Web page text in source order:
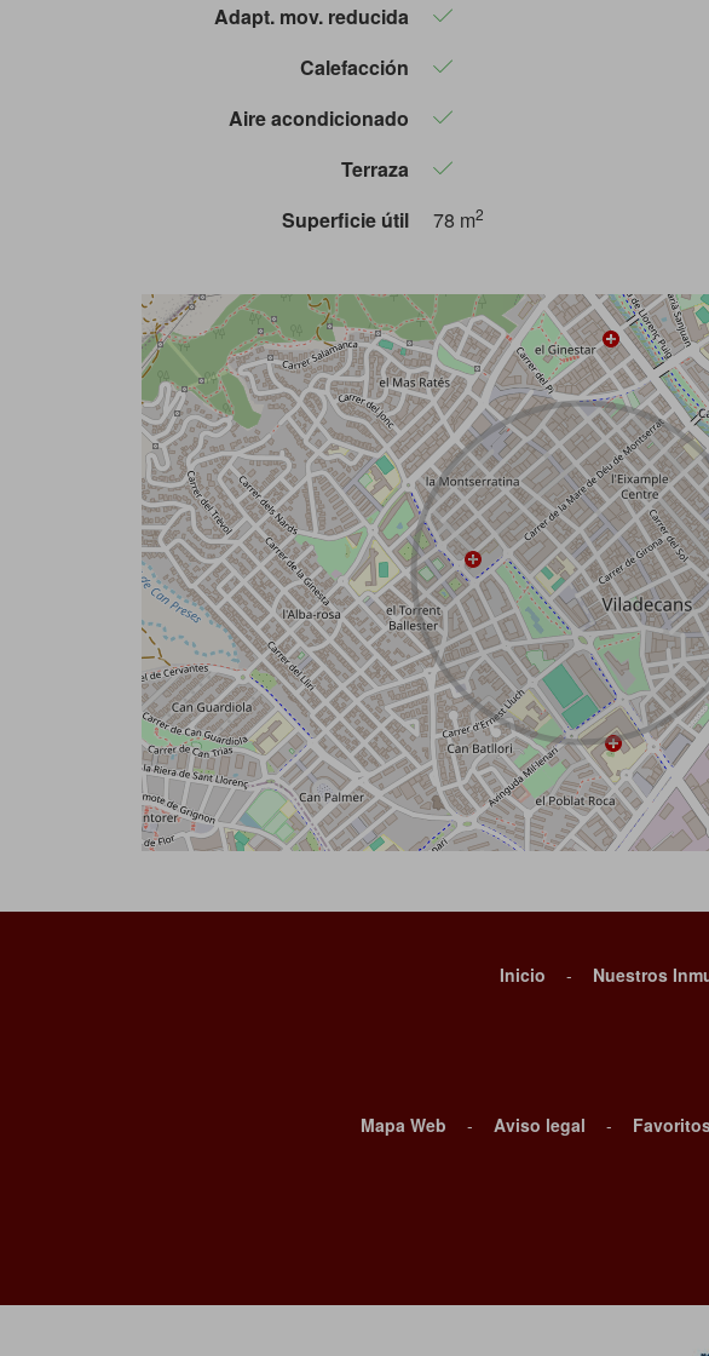
Adapt. mov. reducida
Calefacción
Aire acondicionado
Terraza
Superficie útil
78 m2
Inicio - Nuestros
Mapa Web - Aviso legal -